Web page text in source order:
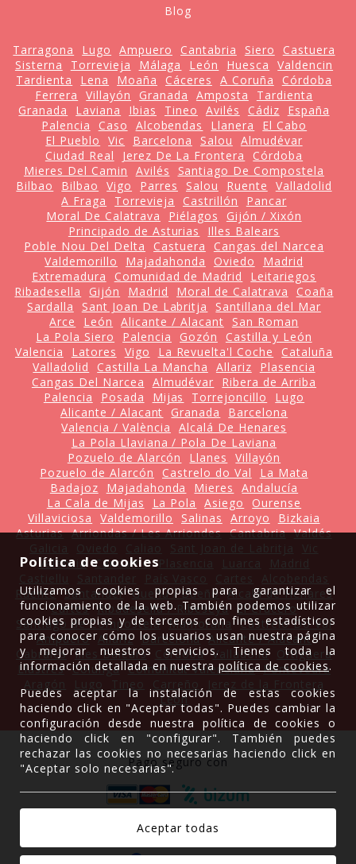
Blog
Tarragona Lugo Ampuero Cantabria Siero
Castuera
Sisterna
Torrevieja Málaga León Huesca
Valdencin
Tardienta
Lena Moaña Cáceres A Coruña
Córdoba
Ferrera
Villayón Granada Amposta
Tardienta
Granada
Laviana Ibias Tineo Avilés Cádiz
España
Palencia
Caso Alcobendas Llanera
El Cabo
El Pueblo
Vic Barcelona Salou
Almudévar
Ciudad Real
Jerez De La Frontera
Córdoba
Mieres Del Camin
Avilés
Santiago De Compostela
Bilbao
Bilbao Vigo Parres Salou Ruente
Valladolid
A Fraga
Torrevieja Castrillón
Pancar
Moral De Calatrava
Piélagos
Gijón / Xixón
Principado de Asturias
Illes Balears
Poble Nou Del Delta
Castuera
Cangas del Narcea
Valdemorillo
Majadahonda Oviedo
Madrid
Extremadura
Comunidad de Madrid
Leitariegos
Ribadesella
Gijón Madrid Moral de Calatrava
Coaña
Sardalla
Sant Joan De Labritja
Santillana del Mar
Arce
León Alicante / Alacant
San Roman
La Pola Siero
Palencia Gozón
Castilla y León
Valencia
Latores Vigo La Revuelta'l Coche
Cataluña
Valladolid
Castilla La Mancha Allariz
Plasencia
Cangas Del Narcea
Almudévar
Ribera de Arriba
Palencia
Posada Mijas Torrejoncillo
Lugo
Alicante / Alacant
Granada
Barcelona
Valencia / València
Alcalá De Henares
La Pola Llaviana / Pola De Laviana
Pozuelo de Alarcón
Llanes
Villayón
Pozuelo de Alarcón
Castrelo do Val
La Mata
Badajoz
Majadahonda Mieres
Andalucía
La Cala de Mijas
La Pola Asiego
Ourense
Villaviciosa
Valdemorillo Salinas Arroyo
Bizkaia
Asturias Arriondas / Les Arriondes Cantabria Valdés
Valencia Candamo
Ruente
Santander Gueñu / Bueño Alcalá de Henares
Cartes Ribadesella / Ribeseya El Crucero
Santiago de Compostela Mamorana
Castrelo Do Val
Ampuero
Allariz Barcelona Alicante / Alacant
Cabrales Illes Balears Córdoba Valladolid
Ortiguera
Llastres Colunga Comunitat Valenciana Pontevedra
León
Pago seguro con
Gracias a
Política de cookies
Utilizamos cookies propias para garantizar el
funcionamiento de la web. También podemos utilizar
cookies propias y de terceros con fines estadísticos
para conocer cómo los usuarios usan nuestra página
y mejorar nuestros servicios. Tienes toda la
información detallada en nuestrapolítica de cookies.
Puedes aceptar la instalación de estas cookies
haciendo click en "Aceptar todas". Puedes cambiar la
configuración desde nuestra política de cookies o
haciendo click en "configurar". También puedes
rechazar las cookies no necesarias haciendo click en
"Aceptar solo necesarias".